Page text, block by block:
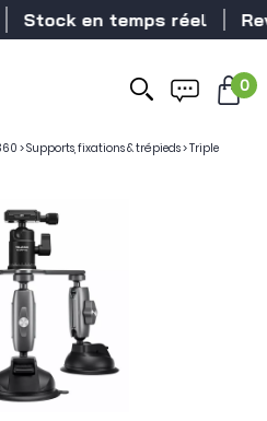
Stock en temps réel
0
>Supports, fixations & trépieds>Triple